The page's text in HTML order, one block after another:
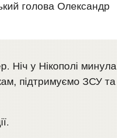
голова Олександр
Ніч у Нікополі минула
підтримуємо ЗСУ та